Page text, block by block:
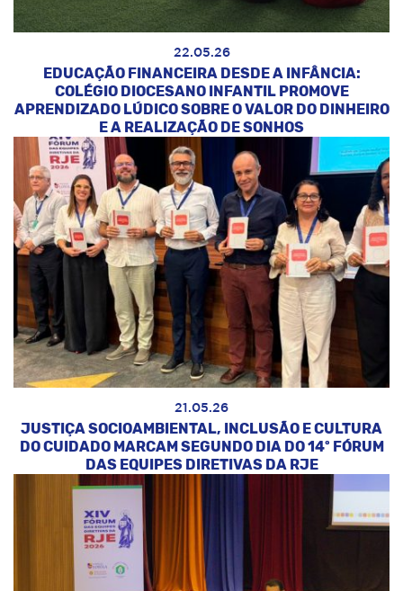
22.05.26
EDUCAÇÃO FINANCEIRA DESDE A INFÂNCIA:
COLÉGIO DIOCESANO INFANTIL PROMOVE
APRENDIZADO LÚDICO SOBRE O VALOR DO DINHEIRO
E A REALIZAÇÃO DE SONHOS
21.05.26
JUSTIÇA SOCIOAMBIENTAL, INCLUSÃO E CULTURA
DO CUIDADO MARCAM SEGUNDO DIA DO 14º FÓRUM
DAS EQUIPES DIRETIVAS DA RJE